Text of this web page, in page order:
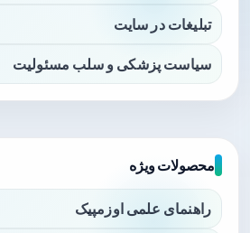
تبلیغات در سایت
سیاست پزشکی و سلب مسئولیت
محصولات ویژه
راهنمای علمی اوزمپیک